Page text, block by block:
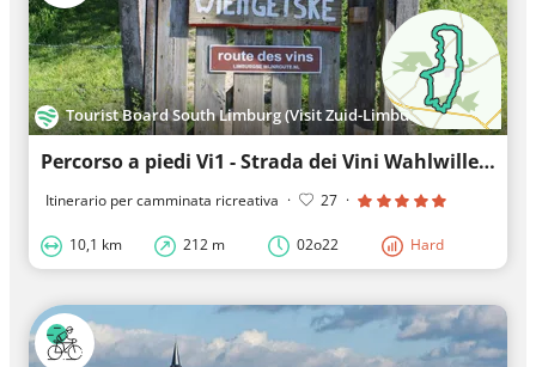
Tourist Board South Limburg (Visit Zuid-Limburg)
Percorso a piedi Vi1 - Strada dei Vini Wahlwiller Eys
Itinerario per camminata ricreativa · 27 ·
10,1 km 212 m 02o22 Hard